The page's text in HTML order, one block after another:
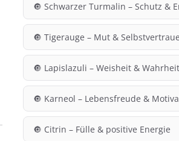
🔘 Schwarzer Turmalin – Schutz &
🔘 Tigerauge – Mut &
🔘 Lapislazuli – Weisheit & Wahrheit
🔘 Karneol – Lebensfreude &
🔘 Citrin – Fülle & positive Energie